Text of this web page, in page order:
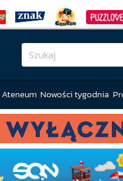
Nowości tygodnia